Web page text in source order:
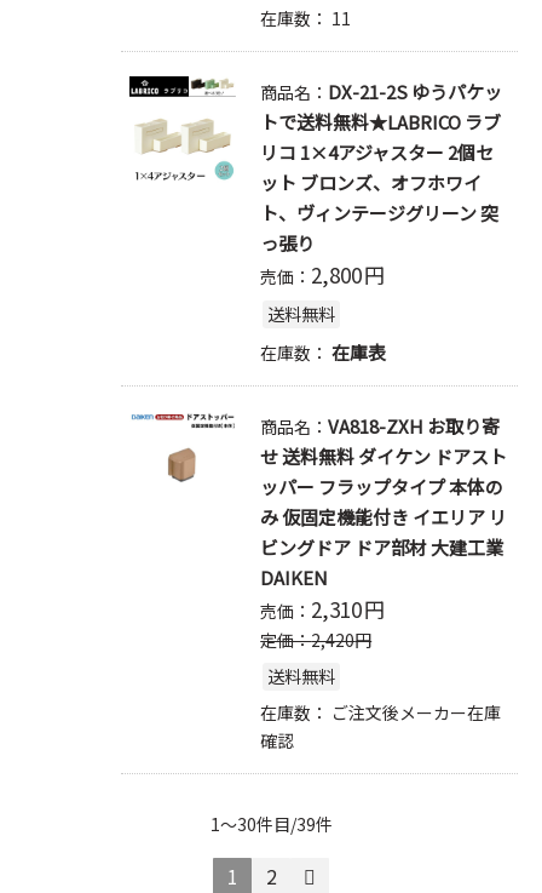
在庫数： 11
商品名： DX-21-2S ゆうパケッ
トで送料無料★LABRICO ラブ
リコ 1×4アジャスター 2個セ
ット ブロンズ、オフホワイ
ト、ヴィンテージグリーン 突
っ張り
売価： 2,800円
送料無料
在庫数： 在庫表
商品名：VA818-ZXH お取り寄
せ 送料無料 ダイケン ドアスト
ッパー フラップタイプ 本体の
み 仮固定機能付き イエリア リ
ビングドア ドア部材 大建工業
DAIKEN
売価： 2,310円
定価：2,420円
送料無料
在庫数： ご注文後メーカー在庫
確認
1～30件目/39件
1 2